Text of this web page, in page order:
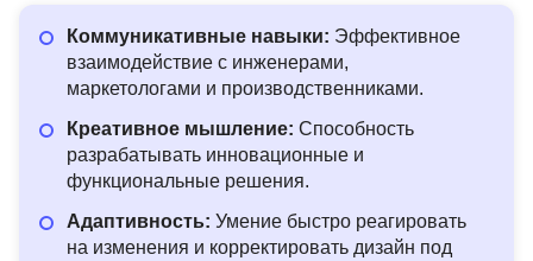
Коммуникативные навыки: Эффективное
взаимодействие с инженерами,
маркетологами и производственниками.
Креативное мышление: Способность
разрабатывать инновационные и
функциональные решения.
Адаптивность: Умение быстро реагировать
на изменения и корректировать дизайн под